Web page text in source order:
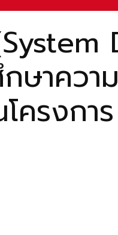
าควา
โครงก